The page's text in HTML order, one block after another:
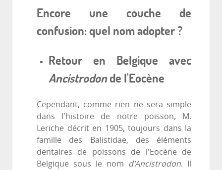
Encore une couche de
confusion: quel nom adopter ?
Retour en Belgique avec
Ancistrodonde l'Eocène
Cependant, comme rien ne sera simple
dans l'histoire de notre poisson, M.
Leriche décrit en 1905, toujours dans la
famille des Balistidae, des éléments
dentaires de poissons de l'Eocène de
Belgique sous le nom d'Ancistrodon. Il